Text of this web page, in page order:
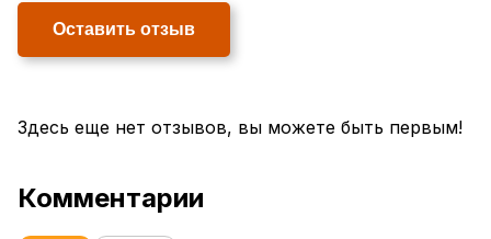
Оставить отзыв
Здесь еще нет отзывов, вы можете быть первым!
Комментарии